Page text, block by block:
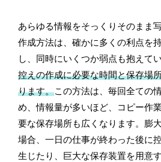
あらゆる情報をそっくりそのまま
作成方法は、確かに多くの利点を
し、同時にいくつか弱点も抱えて
控えの作成に必要な時間と保存場
ります。この方法は、毎回全ての
め、情報量が多いほど、コピー作
要な保存場所も広くなります。膨
場合、一日の仕事が終わった後に
生じたり、巨大な保存装置を用意